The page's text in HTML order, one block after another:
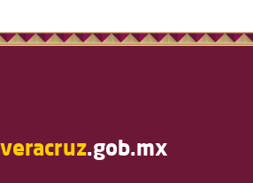
veracruz.gob.mx